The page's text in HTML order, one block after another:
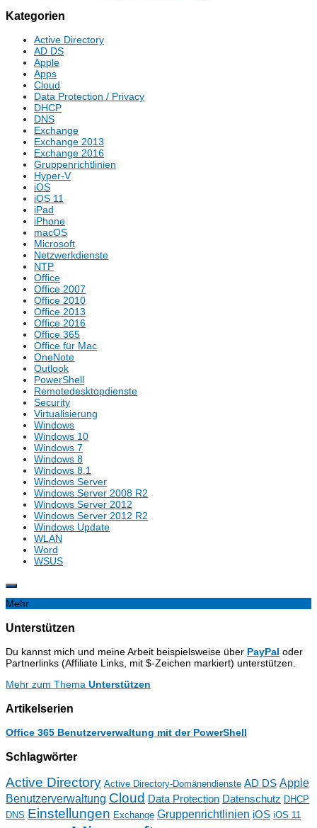
Kategorien
Active Directory
AD DS
Apple
Apps
Cloud
Data Protection / Privacy
DHCP
DNS
Exchange
Exchange 2013
Exchange 2016
Gruppenrichtlinien
Hyper-V
iOS
iOS 11
iPad
iPhone
macOS
Microsoft
Netzwerkdienste
NTP
Office
Office 2007
Office 2010
Office 2013
Office 2016
Office 365
Office für Mac
OneNote
Outlook
PowerShell
Remotedesktopdienste
Security
Virtualisierung
Windows
Windows 10
Windows 7
Windows 8
Windows 8.1
Windows Server
Windows Server 2008 R2
Windows Server 2012
Windows Server 2012 R2
Windows Update
WLAN
Word
WSUS
Mehr
Unterstützen
Du kannst mich und meine Arbeit beispielsweise über PayPal oder
Partnerlinks (Affiliate Links, mit $-Zeichen markiert) unterstützen.
Mehr zum Thema Unterstützen
Artikelserien
Office 365 Benutzerverwaltung mit der PowerShell
Schlagwörter
Active Directory Active Directory-Domänendienste AD DS Apple
Benutzerverwaltung Cloud Data Protection Datenschutz DHCP
DNS Einstellungen Exchange Gruppenrichtlinien iOS iOS 11